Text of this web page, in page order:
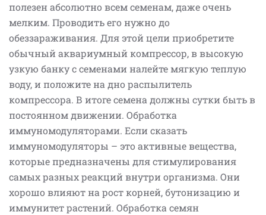
полезен абсолютно всем семенам, даже очень
мелким. Проводить его нужно до
обеззараживания. Для этой цели приобретите
обычный аквариумный компрессор, в высокую
узкую банку с семенами налейте мягкую теплую
воду, и положите на дно распылитель
компрессора. В итоге семена должны сутки быть в
постоянном движении. Обработка
иммуномодуляторами. Если сказать
иммуномодуляторы – это активные вещества,
которые предназначены для стимулирования
самых разных реакций внутри организма. Они
хорошо влияют на рост корней, бутонизацию и
иммунитет растений. Обработка семян